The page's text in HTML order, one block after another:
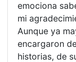
emociona
mi
Aunque ya
encargaron
historias, de